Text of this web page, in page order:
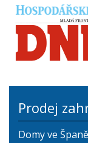
Prodej
Domy ve